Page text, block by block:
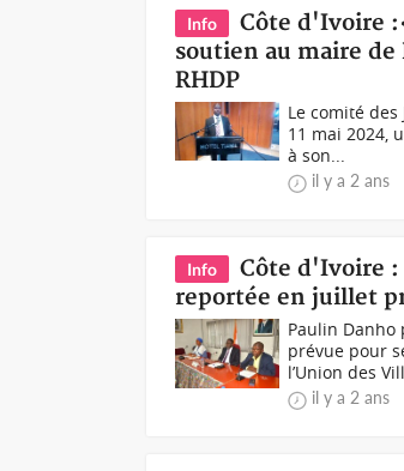
Info
Côte d'Ivoire
soutien au maire
RHDP
Le comité
11 mai 2024,
à son...
il y a 2 ans
Info
Côte d'Ivoire
reportée en juillet
Paulin Danho
prévue pour
l’Union des
il y a 2 ans